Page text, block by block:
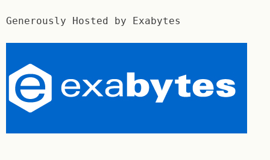
Generously Hosted by Exabytes